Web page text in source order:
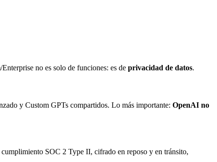
no es solo de funciones: es de privacidad de datos.
y Custom GPTs compartidos. Lo más importante: OpenAI no
SOC 2 Type II, cifrado en reposo y en tránsito,